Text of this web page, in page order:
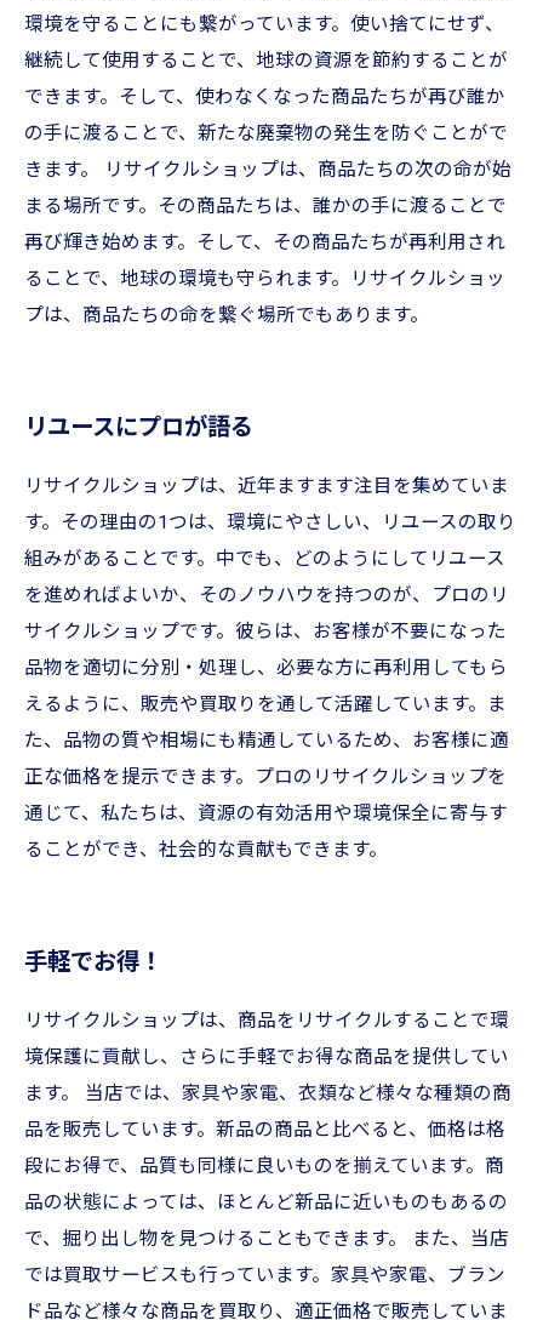
環境を守ることにも繋がっています。使い捨てにせず、
継続して使用することで、地球の資源を節約することが
できます。そして、使わなくなった商品たちが再び誰か
の手に渡ることで、新たな廃棄物の発生を防ぐことがで
きます。 リサイクルショップは、商品たちの次の命が始
まる場所です。その商品たちは、誰かの手に渡ることで
再び輝き始めます。そして、その商品たちが再利用され
ることで、地球の環境も守られます。リサイクルショッ
プは、商品たちの命を繋ぐ場所でもあります。
リユースにプロが語る
リサイクルショップは、近年ますます注目を集めていま
す。その理由の1つは、環境にやさしい、リユースの取り
組みがあることです。中でも、どのようにしてリユース
を進めればよいか、そのノウハウを持つのが、プロのリ
サイクルショップです。彼らは、お客様が不要になった
品物を適切に分別・処理し、必要な方に再利用してもら
えるように、販売や買取りを通して活躍しています。ま
た、品物の質や相場にも精通しているため、お客様に適
正な価格を提示できます。プロのリサイクルショップを
通じて、私たちは、資源の有効活用や環境保全に寄与す
ることができ、社会的な貢献もできます。
手軽でお得！
リサイクルショップは、商品をリサイクルすることで環
境保護に貢献し、さらに手軽でお得な商品を提供してい
ます。 当店では、家具や家電、衣類など様々な種類の商
品を販売しています。新品の商品と比べると、価格は格
段にお得で、品質も同様に良いものを揃えています。商
品の状態によっては、ほとんど新品に近いものもあるの
で、掘り出し物を見つけることもできます。 また、当店
では買取サービスも行っています。家具や家電、ブラン
ド品など様々な商品を買取り、適正価格で販売していま